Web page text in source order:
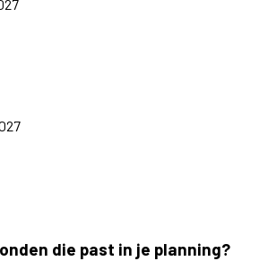
die past in je planning?